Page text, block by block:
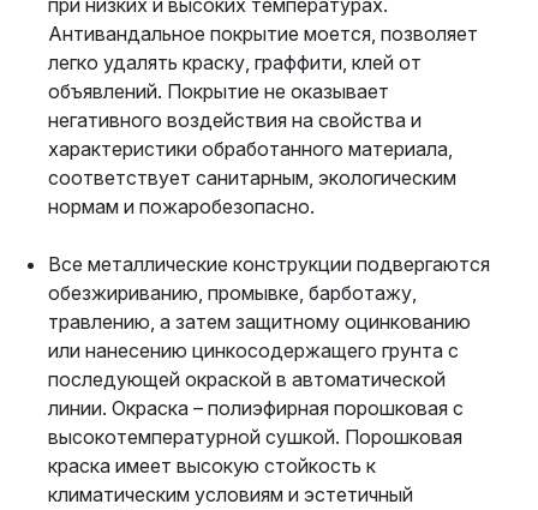
при низких и высоких температурах.
Антивандальное покрытие моется, позволяет
легко удалять краску, граффити, клей от
объявлений. Покрытие не оказывает
негативного воздействия на свойства и
характеристики обработанного материала,
соответствует санитарным, экологическим
нормам и пожаробезопасно.
Все металлические конструкции подвергаются
обезжириванию, промывке, барботажу,
травлению, а затем защитному оцинкованию
или нанесению цинкосодержащего грунта с
последующей окраской в автоматической
линии. Окраска – полиэфирная порошковая с
высокотемпературной сушкой. Порошковая
краска имеет высокую стойкость к
климатическим условиям и эстетичный